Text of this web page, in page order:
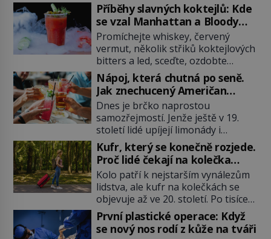
Příběhy slavných koktejlů: Kde
se vzal Manhattan a Bloody
Mary?
Promíchejte whiskey, červený
vermut, několik střiků koktejlových
bitters a led, sceďte, ozdobte
koktejlovou třešinkou a tadá…
Manhattan je tu! A pokud to má být
skutečně on, dejte si pozor, ať
místo klasické americké rye
whiskey či klidně bourbonu
nepoužijete skotskou whisku. Co
se stane? Inu, koktejl bude stále
skvělý, ale už to nebude
Manhattan ale […]
Nápoj, která chutná po seně.
Jak znechucený Američan
vymyslel brčko
Dnes je brčko naprostou
samozřejmostí. Jenže ještě v 19.
století lidé upíjejí limonády i
koktejly dutými stébly žita nebo
žitné slámy. Fungují sice dobře,
mají ale jednu nepříjemnou
vlastnost po chvíli se rozmáčejí a
nápoji dodávají travnatou příchuť.
Právě tahle drobná nepříjemnost
přivede amerického výrobce
cigaretových náustků k nápadu,
Kufr, který se konečně rozjede.
Proč lidé čekají na kolečka
téměř pět tisíc let?
Kolo patří k nejstarším vynálezům
lidstva, ale kufr na kolečkách se
objevuje až ve 20. století. Po tisíce
let lidé vláčejí těžká zavazadla v
rukou, na zádech nebo je nakládají
na povozy. Stačí přitom jediný
První plastické operace: Když
se nový nos rodí z kůže na tváři